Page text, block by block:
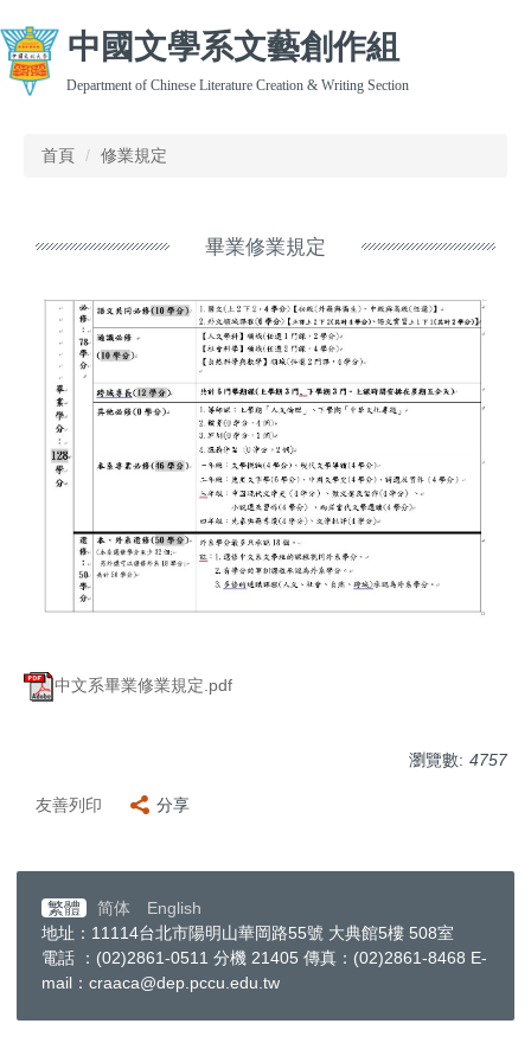
到
主
要
中國文學系文藝創作組
Department of Chinese Literature Creation & Writing Section
首頁 修業規定
畢業修業規定
中文系畢業修業規定.pdf
瀏覽數: 4757
友善列印 分享
繁體 简体
English
地址：11114台北市陽明山華岡路55號 大典館5樓 508室
電話 ：(02)2861-0511 分機 21405 傳真：(02)2861-8468 E-
mail：craaca@dep.pccu.edu.tw